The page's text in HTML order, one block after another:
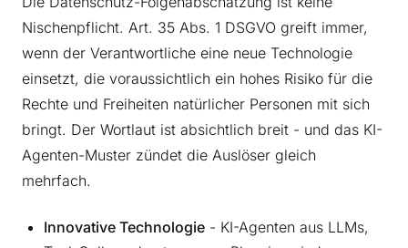
Nischenpflicht. Art. 35 Abs. 1 DSGVO greift immer,
wenn der Verantwortliche eine neue Technologie
einsetzt, die voraussichtlich ein hohes Risiko für die
Rechte und Freiheiten natürlicher Personen mit sich
bringt. Der Wortlaut ist absichtlich breit - und das KI-
Agenten-Muster zündet die Auslöser gleich
mehrfach.
Innovative Technologie - KI-Agenten aus LLMs,